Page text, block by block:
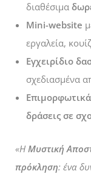
διαθέσιμα
Mini-website
εργαλεία,
Εγχειρίδιο
σχεδιασμένα
δράσεις σε
«Η Μυστική
πρόκληση: ένα